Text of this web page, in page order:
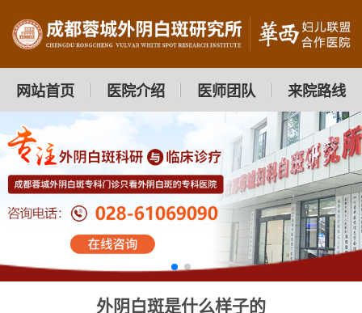
网站首页 医院介绍 医师团队 来院路线
外阴白斑是什么样子的